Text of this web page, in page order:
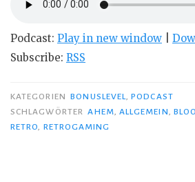
Podcast: Play in new window
Subscribe: RSS
KATEGORIEN BONUSLEVEL,PODCAST
SCHLAGWÖRTER AHEM, ALLGEMEIN,
RETRO, RETROGAMING